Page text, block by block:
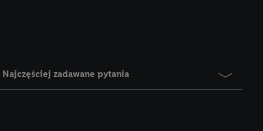
Najczęściej zadawane pytania
jednym z wyżej
możemy
rozpoznać
W tym celu
adres e-
adresu IP. Jeśli